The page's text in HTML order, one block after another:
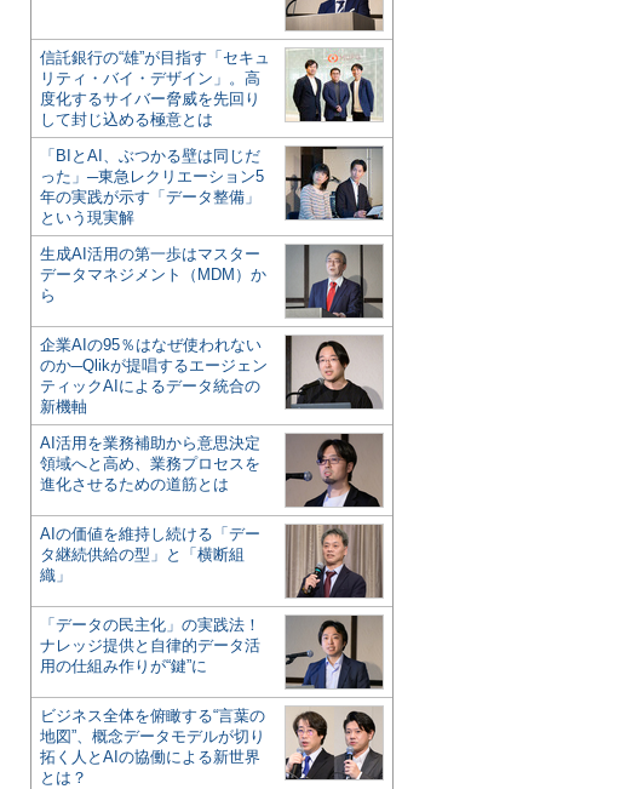
信託銀行の“雄”が目指す「セキュ
リティ・バイ・デザイン」。高
度化するサイバー脅威を先回り
して封じ込める極意とは
「BIとAI、ぶつかる壁は同じだ
った」─東急レクリエーション5
年の実践が示す「データ整備」
という現実解
生成AI活用の第一歩はマスター
データマネジメント（MDM）か
ら
企業AIの95％はなぜ使われない
のか─Qlikが提唱するエージェン
ティックAIによるデータ統合の
新機軸
AI活用を業務補助から意思決定
領域へと高め、業務プロセスを
進化させるための道筋とは
AIの価値を維持し続ける「デー
タ継続供給の型」と「横断組
織」
「データの民主化」の実践法！
ナレッジ提供と自律的データ活
用の仕組み作りが“鍵”に
ビジネス全体を俯瞰する“言葉の
地図”、概念データモデルが切り
拓く人とAIの協働による新世界
とは？